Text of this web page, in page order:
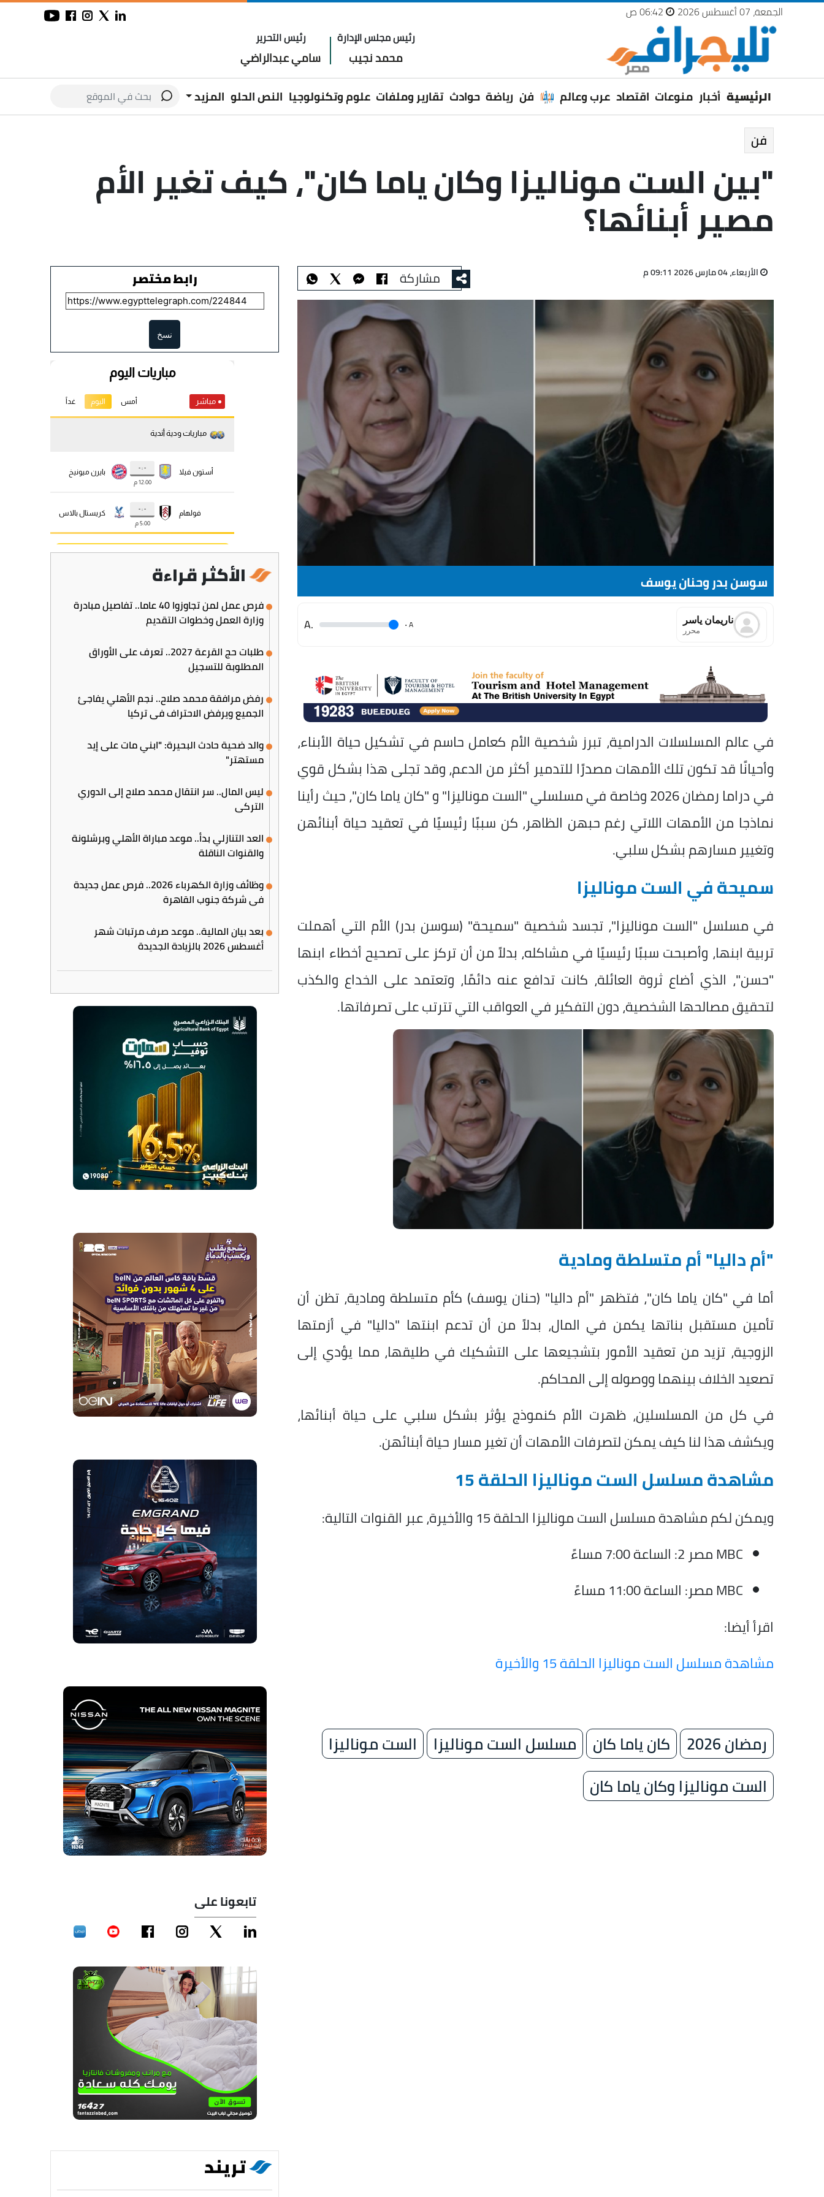
الجمعة، 07 أغسطس 2026
رئيس مجلس الإدارة
محمد نجيب
رئيس التحرير
سامي عبدالراضي
الرئيسية أخبار منوعات اقتصاد عرب وعالم فن رياضة حوادث تقارير وملفات علوم وتكنولوجيا النص الحلو المزيد
فن
"بين الست موناليزا وكان ياما كان"، كيف تغير الأم
مصير أبنائها؟
الأربعاء، 04 مارس 2026 09:11 م مشاركة
سوسن بدر وحنان يوسف
ناريمان ياسر
محرر A
.
.A
في عالم المسلسلات الدرامية، تبرز شخصية الأم كعامل حاسم في تشكيل حياة الأبناء،
وأحيانًا قد تكون تلك الأمهات مصدرًا للتدمير أكثر من الدعم، وقد تجلى هذا بشكل قوي
في دراما رمضان 2026 وخاصة في مسلسلي "الست موناليزا" و "كان ياما كان"، حيث رأينا
نماذجا من الأمهات اللاتي رغم حبهن الظاهر، كن سببًا رئيسيًا في تعقيد حياة أبنائهن
وتغيير مسارهم بشكل سلبي.
سميحة في الست موناليزا
في مسلسل "الست موناليزا"، تجسد شخصية "سميحة" (سوسن بدر) الأم التي أهملت
تربية ابنها، وأصبحت سببًا رئيسيًا في مشاكله، بدلاً من أن تركز على تصحيح أخطاء ابنها
"حسن"، الذي أضاع ثروة العائلة، كانت تدافع عنه دائمًا، وتعتمد على الخداع والكذب
لتحقيق مصالحها الشخصية، دون التفكير في العواقب التي تترتب على تصرفاتها.
"أم داليا" أم متسلطة ومادية
أما في "كان ياما كان"، فتظهر "أم داليا" (حنان يوسف) كأم متسلطة ومادية، تظن أن
تأمين مستقبل بناتها يكمن في المال، بدلاً من أن تدعم ابنتها "داليا" في أزمتها
الزوجية، تزيد من تعقيد الأمور بتشجيعها على التشكيك في طليقها، مما يؤدي إلى
تصعيد الخلاف بينهما ووصوله إلى المحاكم.
في كل من المسلسلين، ظهرت الأم كنموذج يؤثر بشكل سلبي على حياة أبنائها،
ويكشف هذا لنا كيف يمكن لتصرفات الأمهات أن تغير مسار حياة أبنائهن.
مشاهدة مسلسل الست موناليزا الحلقة 15
ويمكن لكم مشاهدة مسلسل الست موناليزا الحلقة 15 والأخيرة، عبر القنوات التالية:
MBC مصر 2: الساعة 7:00 مساءً
MBC مصر: الساعة 11:00 مساءً
اقرأ أيضا:
مشاهدة مسلسل الست موناليزا الحلقة 15 والأخيرة
رمضان 2026 كان ياما كان مسلسل الست موناليزا
الست موناليزا
الست موناليزا وكان ياما كان
رابط مختصر
نسخ
الأكثر قراءة
فرص عمل لمن تجاوزوا 40 عاما.. تفاصيل مبادرة
وزارة العمل وخطوات التقديم
طلبات حج القرعة 2027.. تعرف على الأوراق
المطلوبة للتسجيل
رفض مرافقة محمد صلاح.. نجم الأهلي يفاجئ
الجميع ويرفض الاحتراف في تركيا
والد ضحية حادث البحيرة: "ابني مات على إيد
مستهتر"
ليس المال.. سر انتقال محمد صلاح إلى الدوري
التركي
العد التنازلي بدأ.. موعد مباراة الأهلي وبرشلونة
والقنوات الناقلة
وظائف وزارة الكهرباء 2026.. فرص عمل جديدة
في شركة جنوب القاهرة
بعد بيان المالية.. موعد صرف مرتبات شهر
أغسطس 2026 بالزيادة الجديدة
تابعونا على
تريند